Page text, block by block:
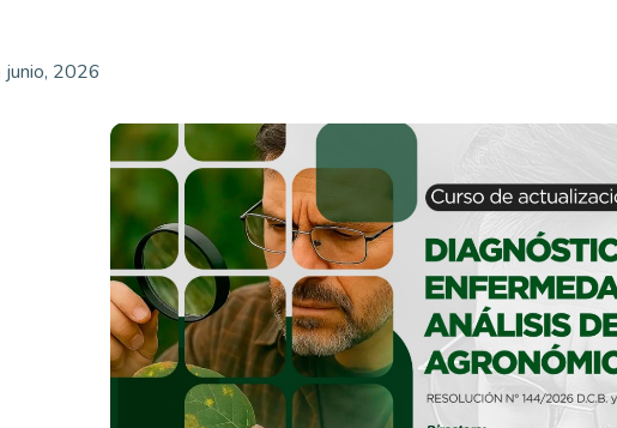
junio, 2026